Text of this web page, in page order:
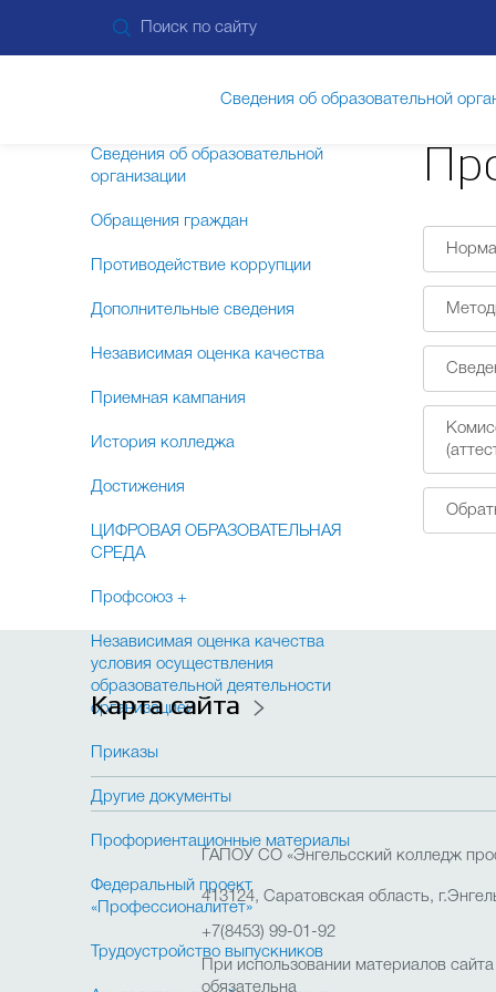
Сведения об образовательной
организации
Обращения граждан
Противодействие коррупции
Дополнительные сведения
Независимая оценка качества
Приемная кампания
История колледжа
Достижения
ЦИФРОВАЯ ОБРАЗОВАТЕЛЬНАЯ
СРЕДА
Профсоюз +
Независимая оценка качества
условия осуществления
образовательной деятельности
организацией
Приказы
Другие документы
Профориентационные материалы
Федеральный проект
«Профессионалитет»
Трудоустройство выпускников
Сведения об образовательной
Карта сайта
ГАПОУ СО «Энгельсский колледж
413124, Саратовская область,
+7(8453) 99-01-92
При использовании материалов
обязательна